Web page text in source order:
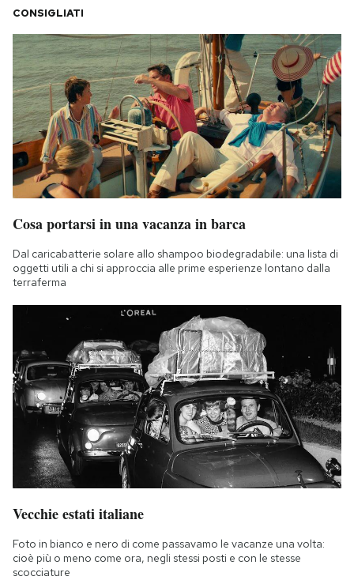
CONSIGLIATI
Cosa portarsi in una vacanza in barca
Dal caricabatterie solare allo shampoo biodegradabile: una lista di
oggetti utili a chi si approccia alle prime esperienze lontano dalla
terraferma
Vecchie estati italiane
Foto in bianco e nero di come passavamo le vacanze una volta:
cioè più o meno come ora, negli stessi posti e con le stesse
scocciature